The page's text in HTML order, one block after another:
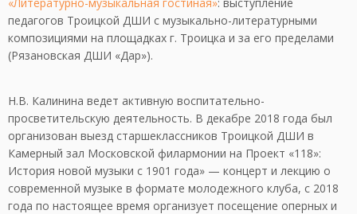
педагогов Троицкой ДШИ с музыкально-литературными
композициями на площадках г. Троицка и за его пределами
(Рязановская ДШИ «Дар»).
Н.В. Калинина ведет активную воспитательно-
просветительскую деятельность. В декабре 2018 года был
организован выезд старшеклассников Троицкой ДШИ в
Камерный зал Московской филармонии на Проект «118»:
История новой музыки с 1901 года» — концерт и лекцию о
современной музыке в формате молодежного клуба, с 2018
года по настоящее время организует посещение оперных и